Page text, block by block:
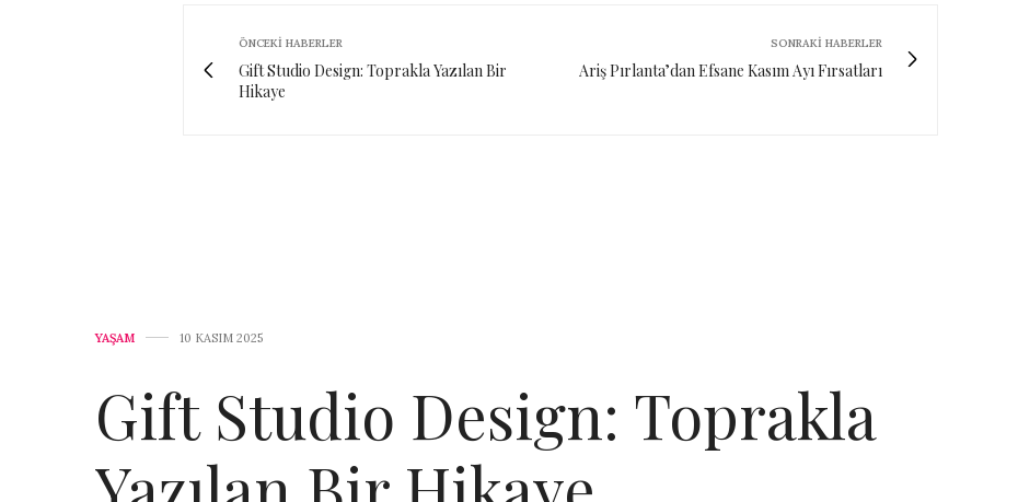
ÖNCEKI HABERLER
Gift Studio Design: Toprakla Yazılan Bir
Hikaye
SONRAKI HABERLER
Ariş Pırlanta’dan Efsane Kasım Ayı Fırsatları
YAŞAM 10 KASIM 2025
Gift Studio Design: Toprakla